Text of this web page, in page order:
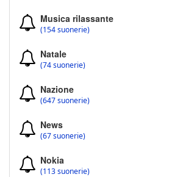
Musica rilassante
(154 suonerie)
Natale
(74 suonerie)
Nazione
(647 suonerie)
News
(67 suonerie)
Nokia
(113 suonerie)